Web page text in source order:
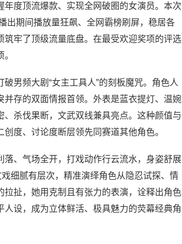
度顶流爆款、实现全网破圈的女演员。本次
出期间播放量狂飙、全网霸榜刷屏，稳居各
牢了顶级流量底盘。在最受欢迎奖项的评选
男频大剧“女主工具人”的刻板魔咒。角色人
存的双面情报首领。外表是蓝衣提灯、温婉
杀伐果断，文武双线兼具亮点。这种颜值与
度、讨论度断层领先同赛道其他角色。
、气场全开，打戏动作行云流水，身姿舒展
细腻有层次，精准演绎角色从隐忍试探、情
扯，她用克制且有张力的表演，诠释出角色
设，成为立体鲜活、极具魅力的荧幕经典角